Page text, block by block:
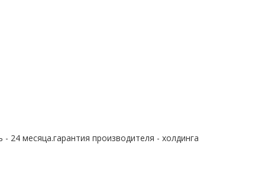
24 месяца.гарантия производителя - холдинга